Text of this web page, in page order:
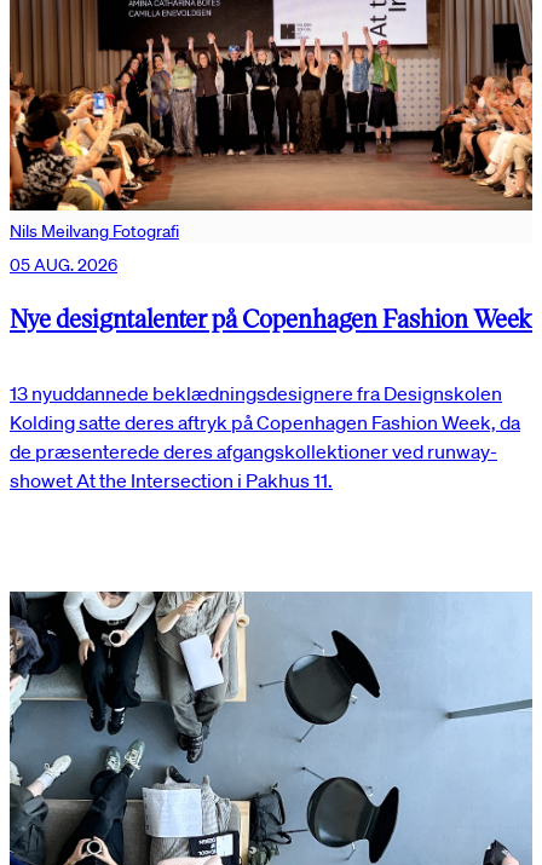
Nils Meilvang Fotografi
05 AUG. 2026
Nye designtalenter på Copenhagen Fashion Week
13 nyuddannede beklædningsdesignere fra Designskolen
Kolding satte deres aftryk på Copenhagen Fashion Week, da
de præsenterede deres afgangskollektioner ved runway-
showet At the Intersection i Pakhus 11.